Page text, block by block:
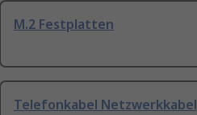
M.2 Festplatten
Telefonkabel Netzwerkkabel